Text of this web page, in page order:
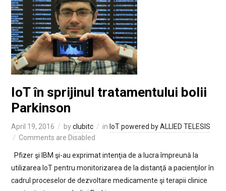
IoT în sprijinul tratamentului bolii
Parkinson
April 19, 2016 byclubitc in IoT powered by ALLIED TELESIS
Comments are Disabled
Pfizer şi IBM şi-au exprimat intenţia de a lucra împreună la
utilizarea IoT pentru monitorizarea de la distanţă a pacienţilor în
cadrul proceselor de dezvoltare medicamente şi terapii clinice